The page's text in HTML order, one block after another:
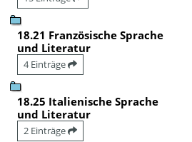
18.21 Französische Sprache
und Literatur
4 Einträge
18.25 Italienische Sprache
und Literatur
2 Einträge